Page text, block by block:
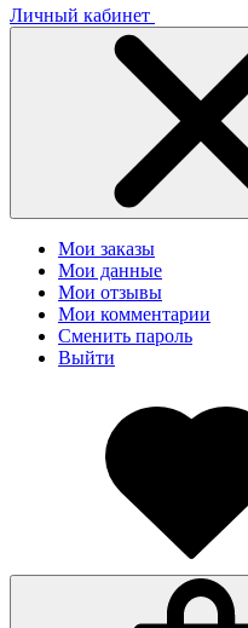
Личный кабинет
Мои заказы
Мои данные
Мои отзывы
Мои комментарии
Сменить пароль
Выйти